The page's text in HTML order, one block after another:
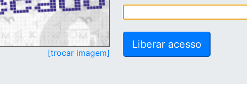
[trocar imagem]